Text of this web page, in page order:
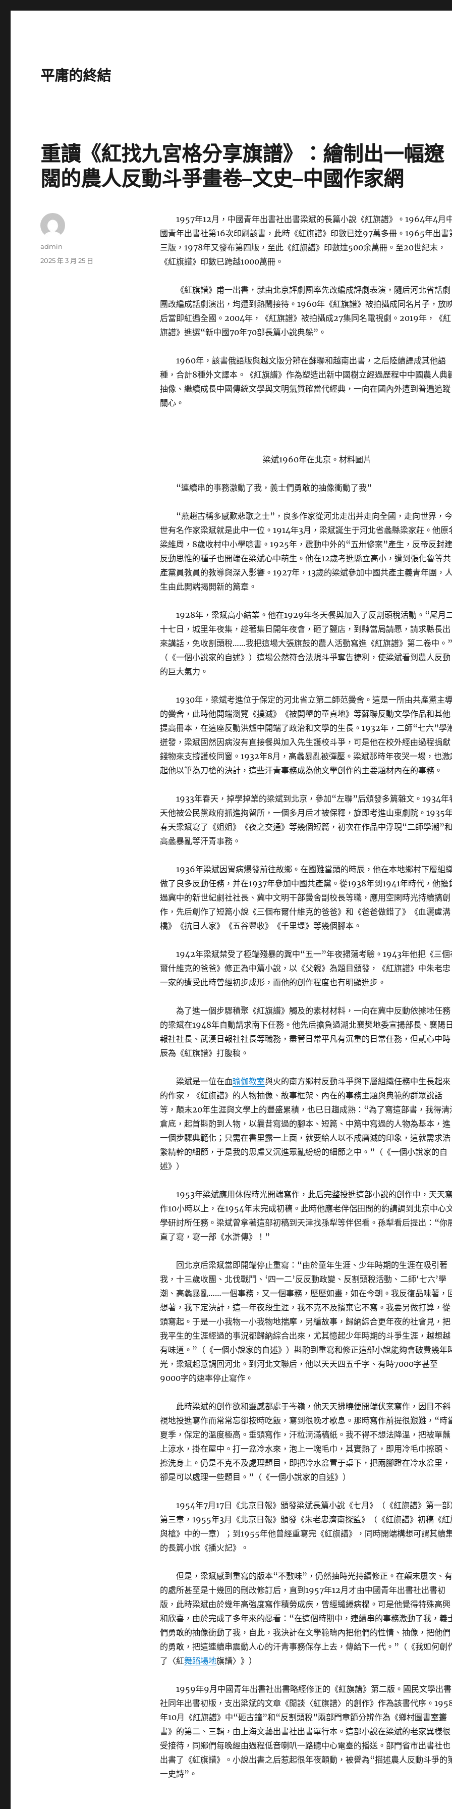
平庸的終結
重讀《紅找九宮格分享旗譜》：繪制出一幅遼
闊的農人反動斗爭畫卷–文史–中國作家網
1957年12月，中國青年出書社出書梁斌的長篇小說《紅旗譜》。1964年4月
國青年出書社第16次印刷該書，此時《紅旗譜》印數已達97萬多冊。1965年出書
三版，1978年又發布第四版，至此《紅旗譜》印數達500余萬冊。至20世紀末，
《紅旗譜》印數已跨越1000萬冊。
《紅旗譜》甫一出書，就由北京評劇團率先改編成評劇表演，隨后河北省話劇
團改編成話劇演出，均遭到熱鬧接待。1960年《紅旗譜》被拍攝成同名片子，放
后當即紅遍全國。2004年，《紅旗譜》被拍攝成27集同名電視劇。2019年，《紅
旗譜》進選“新中國70年70部長篇小說典躲”。
1960年，該書俄語版與越文版分辨在蘇聯和越南出書，之后陸續譯成其他語
種，合計8種外文譯本。《紅旗譜》作為塑造出新中國樹立經過歷程中中國農人典
抽像、繼續成長中國傳統文學與文明氣質確當代經典，一向在國內外遭到普遍追蹤
關心。
梁斌1960年在北京。材料圖片
“連續串的事務激動了我，義士們勇敢的抽像衝動了我”
“燕趙古稱多感歎悲歌之士”，良多作家從河北走出并走向全國，走向世界，今
世有名作家梁斌就是此中一位。1914年3月，梁斌誕生于河北省蠡縣梁家莊。他原
梁維周，8歲收村中小學唸書。1925年，震動中外的“五卅慘案”產生，反帝反封建
反動思惟的種子也開端在梁斌心中萌生。他在12歲考進縣立高小，遭到張化魯等共
產黨員教員的教導與深入影響。1927年，13歲的梁斌參加中國共產主義青年團，人
生由此開端揭開新的篇章。
1928年，梁斌高小結業。他在1929年冬天餐與加入了反割頭稅活動。“尾月
十七日，城里年夜集，趁著集日開年夜會，砸了鹽店，到縣當局請愿，請求縣長出
來講話，免收割頭稅……我把這場大張旗鼓的農人活動寫進《紅旗譜》第二卷中。”
（《一個小說家的自述》）這場公然符合法規斗爭奪告捷利，使梁斌看到農人反動
的巨大氣力。
1930年，梁斌考進位于保定的河北省立第二師范黌舍。這是一所由共產黨主
的黌舍，此時他開端瀏覽《撲滅》《被開墾的童貞地》等蘇聯反動文學作品和其他
提高冊本，在這座反動洪爐中開端了政治和文學的生長。1932年，二師“七六”學
迸發，梁斌固然因病沒有直接餐與加入先生護校斗爭，可是他在校外經由過程捐獻
錢物來支撐護校同窗。1932年8月，高蠡暴亂被彈壓。梁斌那時年夜哭一場，也激
起他以筆為刀槍的決計，這些汗青事務成為他文學創作的主要題材內在的事務。
1933年春天，掉學掉業的梁斌到北京，參加“左聯”后頒發多篇雜文。1934年
天他被公民黨政府抓進拘留所，一個多月后才被保釋，旋即考進山東劇院。1935
春天梁斌寫了《姐姐》《夜之交通》等幾個短篇，初次在作品中浮現“二師學潮”和
高蠡暴亂等汗青事務。
1936年梁斌因胃病爆發前往故鄉。在國難當頭的時辰，他在本地鄉村下層組
做了良多反動任務，并在1937年參加中國共產黨。從1938年到1941年時代，他擔
過冀中的新世紀劇社社長、冀中文明干部黌舍副校長等職，應用空閑時光持續搞創
作，先后創作了短篇小說《三個布爾什維克的爸爸》和《爸爸做錯了》《血灑盧溝
橋》《抗日人家》《五谷豐收》《千里堤》等幾個腳本。
1942年梁斌禁受了極端殘暴的冀中“五一”年夜掃蕩考驗。1943年他把《三個
爾什維克的爸爸》修正為中篇小說，以《父親》為題目頒發，《紅旗譜》中朱老忠
一家的遭受此時曾經初步成形，而他的創作程度也有明顯進步。
為了進一個步驟積聚《紅旗譜》觸及的素材材料，一向在冀中反動依據地任務
的梁斌在1948年自動請求南下任務。他先后擔負過湖北襄樊地委宣揚部長、襄陽日
報社社長、武漢日報社社長等職務，盡管日常平凡有沉重的日常任務，但貳心中時
辰為《紅旗譜》打腹稿。
梁斌是一位在血瑜伽教室與火的南方鄉村反動斗爭與下層組織任務中生長起來
的作家，《紅旗譜》的人物抽像、故事框架、內在的事務主題與典範的群眾說話
等，顛末20年生涯與文學上的豐盛累積，也已日趨成熟：“為了寫這部書，我得清
倉底，起首斟酌到人物，以曩昔寫過的腳本、短篇、中篇中寫過的人物為基本，進
一個步驟典範化；只需在書里露一上面，就要給人以不成磨滅的印象，這就需求浩
繁精幹的細節，于是我的思慮又沉進眾亂紛紛的細節之中。”（《一個小說家的自
述》）
1953年梁斌應用休假時光開端寫作，此后完整投進這部小說的創作中，天天寫
作10小時以上，在1954年末完成初稿。此時他應老伴侶田間的約請調到北京中心
學研討所任務。梁斌曾拿著這部初稿到天津找孫犁等伴侶看。孫犁看后提出：“你
直了寫，寫一部《水滸傳》！”
回北京后梁斌當即開端停止重寫：“由於童年生涯、少年時期的生涯在吸引著
我，十三歲收團、北伐戰鬥、‘四一二’反反動政變、反割頭稅活動、二師‘七六’學
潮、高蠡暴亂……一個事務，又一個事務，歷歷如畫，如在今朝。我反復品味著，
想著，我下定決計，這一年夜段生涯，我不克不及擯棄它不寫。我要另做打算，從
頭寫起。于是一小我物一小我物地揣摩，另編故事，歸納綜合更年夜的社會見，把
我平生的生涯經過的事況都歸納綜合出來，尤其憶起少年時期的斗爭生涯，越想越
有味道。”（《一個小說家的自述》）斟酌到重寫和修正這部小說能夠會破費幾年
光，梁斌起意調回河北。到河北文聯后，他以天天四五千字、有時7000字甚至
9000字的速率停止寫作。
此時梁斌的創作欲和靈感都處于岑嶺，他天天拂曉便開端伏案寫作，因目不斜
視地投進寫作而常常忘卻按時吃飯，寫到很晚才歇息。那時寫作前提很艱難，“時
夏季，保定的溫度極高。垂頭寫作，汗粒滴滿稿紙。我不得不想法降溫，把被單蘸
上涼水，掛在屋中。打一盆冷水來，泡上一塊毛巾，其實熱了，即用冷毛巾擦頭、
擦洗身上。仍是不克不及處理題目，即把冷水盆置于桌下，把兩腳蹬在冷水盆里，
卻是可以處理一些題目。”（《一個小說家的自述》）
1954年7月17日《北京日報》頒發梁斌長篇小說《七月》（《紅旗譜》第一部
第三章，1955年3月《北京日報》頒發《朱老忠濟南探監》（《紅旗譜》初稿《紅
與槍》中的一章）；到1955年他曾經重寫完《紅旗譜》，同時開端構想可謂其續
的長篇小說《播火記》。
但是，梁斌感到重寫的版本“不敷味”，仍然抽時光持續修正。在顛末屢次、有
的處所甚至是十幾回的刪改修訂后，直到1957年12月才由中國青年出書社出書初
版，此時梁斌由於幾年高強度寫作積勞成疾，曾經繾綣病榻。可是他覺得特殊高興
和欣喜，由於完成了多年來的愿看：“在這個時期中，連續串的事務激動了我，義
們勇敢的抽像衝動了我，自此，我決計在文學範疇內把他們的性情、抽像，把他們
的勇敢，把這連續串震動人心的汗青事務保存上去，傳給下一代。”（《我如何創
了〈紅舞蹈場地旗譜〉》）
1959年9月中國青年出書社出書略經修正的《紅旗譜》第二版。國民文學出書
社同年出書初版，支出梁斌的文章《閒談〈紅旗譜〉的創作》作為該書代序。
年10月《紅旗譜》中“砸古鐘”和“反割頭稅”兩部門章節分辨作為《鄉村圖書室叢
書》的第二、三輯，由上海文藝出書社出書單行本。這部小說在梁斌的老家異樣很
受接待，同鄉們每晚經由過程低音喇叭一路聽中心電臺的播送。部門省市出書社也
出書了《紅旗譜》。小說出書之后惹起很年夜顫動，被譽為“描述農人反動斗爭的
一史詩”。
作
admin
發
2025 年 3 月 25 日